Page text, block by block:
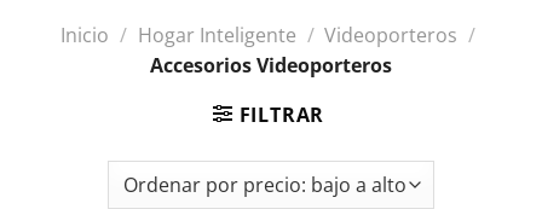
Inicio / Hogar Inteligente / Videoporteros /
Accesorios Videoporteros
FILTRAR